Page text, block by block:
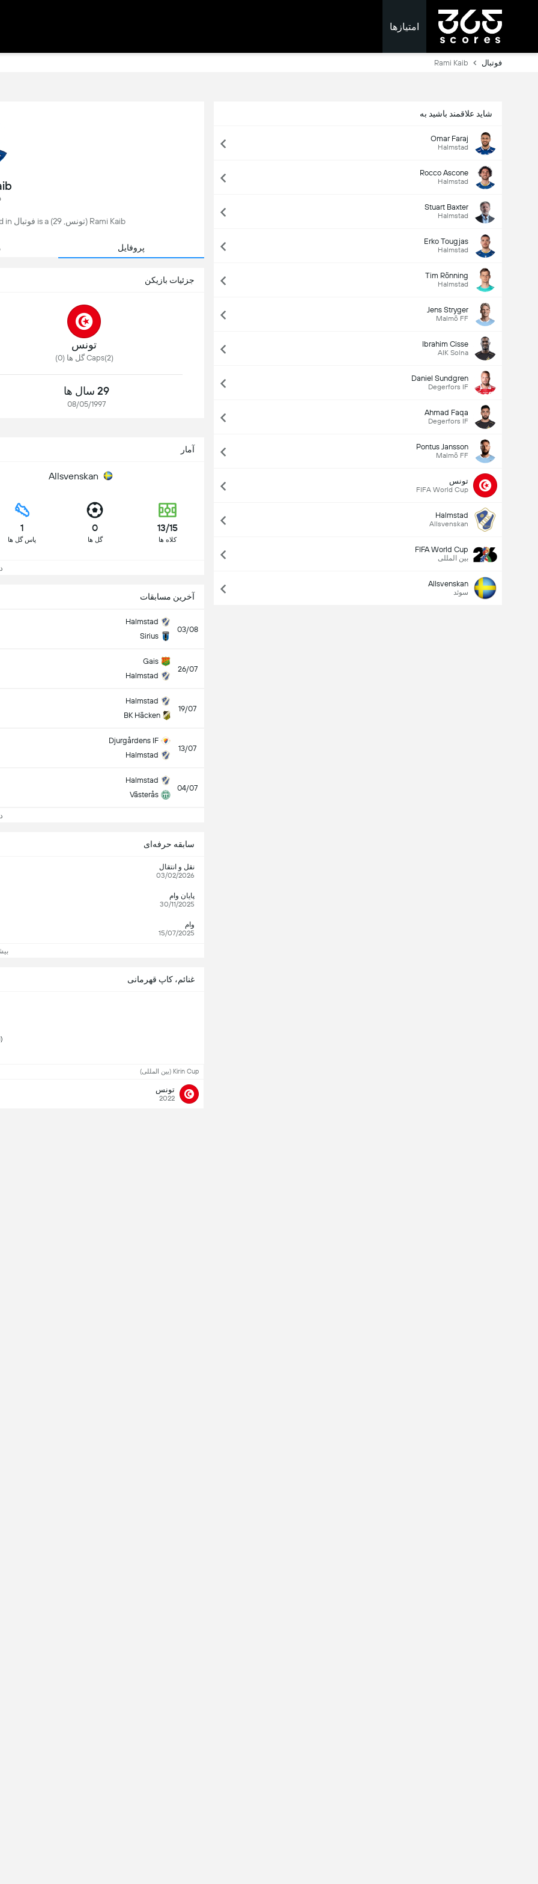
امتیازها
فوتبال Rami Kaib
شاید علاقمند باشید به
Omar Faraj
Halmstad
Rocco Ascone
Halmstad
Stuart Baxter
Halmstad
Erko Tougjas
Halmstad
Tim Rönning
Halmstad
Jens Stryger
Malmö FF
Ibrahim Cisse
AIK Solna
Daniel Sundgren
Degerfors IF
Ahmad Faqa
Degerfors IF
Pontus Jansson
Malmö FF
تونس
FIFA World Cup
Halmstad
Allsvenskan
FIFA World Cup
بین المللی
Allsvenskan
سوئد
Rami Kaib (تونس, 29) is a فوتبال player, currently playing for Halmstad in سوئد.
پروفایل
جزئیات بازیکن
تونس
Caps(2) گل ها (0)
29 سال ها
08/05/1997
آمار
Allsvenskan
13/15
کلاه ها
0
گل ها
1
پاس گل ها
آخرین مسابقات
03/08
Halmstad
Sirius
26/07
Gais
Halmstad
19/07
Halmstad
BK Häcken
13/07
Djurgårdens IF
Halmstad
04/07
Halmstad
Västerås
سابقه حرفه‌ای
نقل و انتقال
03/02/2026
پایان وام
30/11/2025
وام
15/07/2025
غنائم، کاپ قهرمانی
Kirin Cup (بین المللی)
تونس
2022